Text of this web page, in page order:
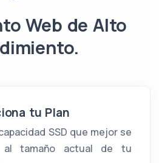
Web de Alto
tu Plan
SSD que mejor se
al tamaño actual de tu